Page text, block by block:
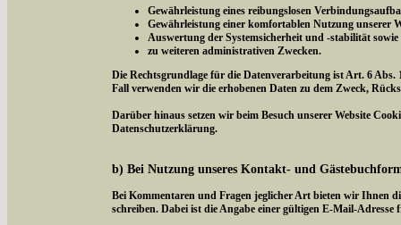
Gewährleistung eines reibungslosen
Gewährleistung einer komfortablen Nutzung unserer
Auswertung der Systemsicherheit und -stabilität sowie
zu weiteren administrativen Zwecken.
Die Rechtsgrundlage für die Datenverarbeitung ist Art. 6 Abs.
Fall verwenden wir die erhobenen Daten zu dem Zweck,
Darüber hinaus setzen wir beim Besuch unserer Website
Datenschutzerklärung.
b) Bei Nutzung unseres Kontakt- und
Bei Kommentaren und Fragen jeglicher Art bieten wir Ihnen
schreiben. Dabei ist die Angabe einer gültigen E-Mail-